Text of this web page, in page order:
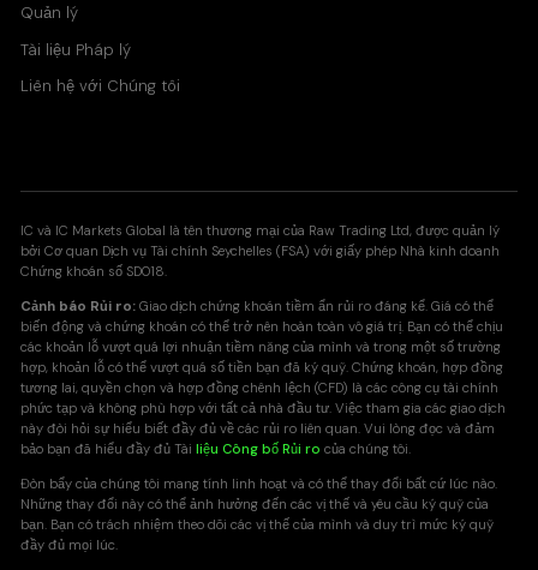
GBPNOK
GBPTRY 114
NOKJPY 2
NOKSEK 2
SEKJPY 2
SGDJPY 6
USDCNH 13
USDCZK
Quản lý
Tài liệu Pháp lý
Liên hệ với Chúng tôi
IC và IC Markets Global là tên thương mại của Raw Trading Ltd, được quản lý
bởi Cơ quan Dịch vụ Tài chính Seychelles (FSA) với giấy phép Nhà kinh doanh
Chứng khoán số SD018.
Cảnh báo Rủi ro: Giao dịch chứng khoán tiềm ẩn rủi ro đáng kể. Giá có thể
biến động và chứng khoán có thể trở nên hoàn toàn vô giá trị. Bạn có thể chịu
các khoản lỗ vượt quá lợi nhuận tiềm năng của mình và trong một số trường
hợp, khoản lỗ có thể vượt quá số tiền bạn đã ký quỹ. Chứng khoán, hợp đồng
tương lai, quyền chọn và hợp đồng chênh lệch (CFD) là các công cụ tài chính
phức tạp và không phù hợp với tất cả nhà đầu tư. Việc tham gia các giao dịch
này đòi hỏi sự hiểu biết đầy đủ về các rủi ro liên quan. Vui lòng đọc và đảm
bảo bạn đã hiểu đầy đủ Tàiliệu Công bố Rủi ro của chúng tôi.
Đòn bẩy của chúng tôi mang tính linh hoạt và có thể thay đổi bất cứ lúc nào.
Những thay đổi này có thể ảnh hưởng đến các vị thế và yêu cầu ký quỹ của
bạn. Bạn có trách nhiệm theo dõi các vị thế của mình và duy trì mức ký quỹ
đầy đủ mọi lúc.